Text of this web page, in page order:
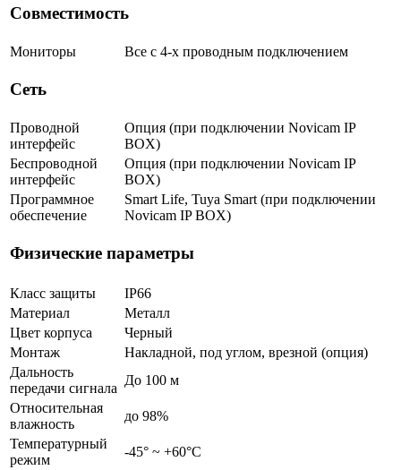
Совместимость
Мониторы Все с 4-х проводным подключением
Сеть
Проводной
интерфейс
Опция (при подключении Novicam IP
BOX)
Беспроводной
интерфейс
Опция (при подключении Novicam IP
BOX)
Программное
обеспечение
Smart Life, Tuya Smart (при подключении
Novicam IP BOX)
Физические параметры
Класс защиты
IP66
Материал
Металл
Цвет корпуса
Черный
Монтаж
Накладной, под углом, врезной (опция)
Дальность
передачи сигнала
До 100 м
Относительная
влажность
до 98%
Температурный
режим
-45° ~ +60°С